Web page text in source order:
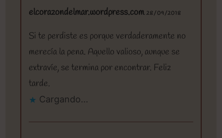
elcorazondelmar.wordpress.com28/09/2018
Si te perdiste es porque verdaderamente no
merecía la pena. Aquello valioso, aunque se
extravíe, se termina por encontrar. Feliz
tarde.
Cargando...